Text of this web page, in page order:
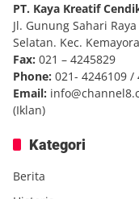
PT. Kaya Kreatif
Jl. Gunung Sahari
Selatan. Kec.
Fax: 021 – 4245829
Phone: 021- 4246109 /
Email:
(Iklan)
Kategori
Berita